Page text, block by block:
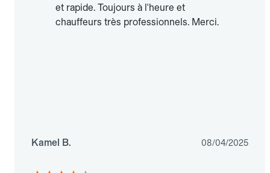
et rapide. Toujours à l'heure et
chauffeurs très professionnels. Merci.
Kamel B. 08/04/2025